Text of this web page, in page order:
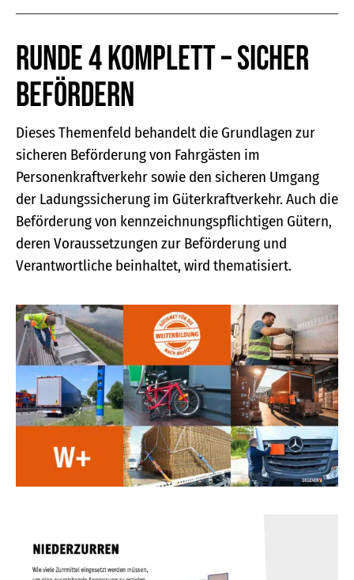
Runde 4 komplett – sicher
befördern
Dieses Themenfeld behandelt die Grundlagen zur
sicheren Beförderung von Fahrgästen im
Personenkraftverkehr sowie den sicheren Umgang
der Ladungssicherung im Güterkraftverkehr. Auch die
Beförderung von kennzeichnungspflichtigen Gütern,
deren Voraussetzungen zur Beförderung und
Verantwortliche beinhaltet, wird thematisiert.